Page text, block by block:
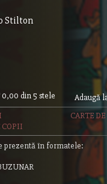
Stilton
0,00 din 5 stele Adaugă
CARTE
prezentă în formatele: